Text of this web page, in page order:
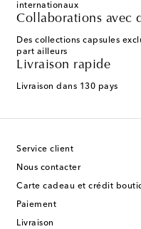
internationaux
Collaborations avec
Des collections capsules
part ailleurs
Livraison rapide
Livraison dans 130 pays
Service client
Nous contacter
Carte cadeau et crédit
Paiement
Livraison